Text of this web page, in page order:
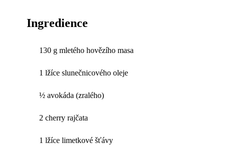
Ingredience
130 g mletého hovězího masa
1 lžíce slunečnicového oleje
½ avokáda (zralého)
2 cherry rajčata
1 lžíce limetkové šťávy